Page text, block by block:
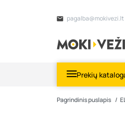
pagalba@mokivezi.lt
Prekių
Pagrindinis puslapis